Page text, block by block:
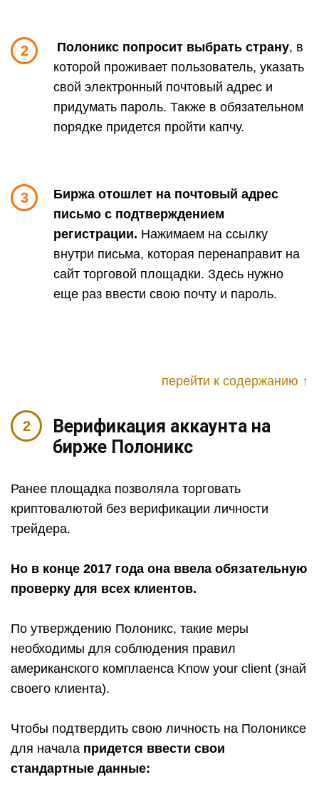
2 Полоникс попросит выбрать страну, в
которой проживает пользователь, указать
свой электронный почтовый адрес и
придумать пароль. Также в обязательном
порядке придется пройти капчу.
3
Биржа отошлет на почтовый адрес
письмо с подтверждением
регистрации. Нажимаем на ссылку
внутри письма, которая перенаправит на
сайт торговой площадки. Здесь нужно
еще раз ввести свою почту и пароль.
перейти к содержанию ↑
Верификация аккаунта на
бирже Полоникс
Ранее площадка позволяла торговать
криптовалютой без верификации личности
трейдера.
Но в конце 2017 года она ввела обязательную
проверку для всех клиентов.
По утверждению Полоникс, такие меры
необходимы для соблюдения правил
американского комплаенса Know your client (знай
своего клиента).
Чтобы подтвердить свою личность на Полониксе
для начала придется ввести свои
стандартные данные: